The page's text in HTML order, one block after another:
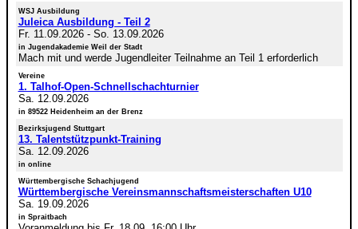
WSJ Ausbildung
Juleica Ausbildung - Teil 2
Fr. 11.09.2026- So. 13.09.2026
in Jugendakademie Weil der Stadt
Mach mit und werde Jugendleiter Teilnahme an Teil 1 erforderlich
Vereine
1. Talhof-Open-Schnellschachturnier
Sa. 12.09.2026
in 89522 Heidenheim an der Brenz
Bezirksjugend Stuttgart
13. Talentstützpunkt-Training
Sa. 12.09.2026
in online
Württembergische Schachjugend
Württembergische Vereinsmannschaftsmeisterschaften U10
Sa. 19.09.2026
in Spraitbach